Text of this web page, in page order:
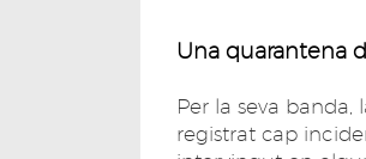
Una quarantena
Per la seva banda,
registrat cap